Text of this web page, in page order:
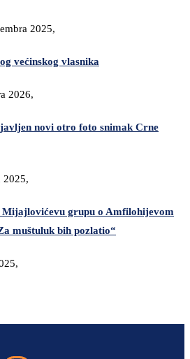
2025,
većinskog vlasnika
2026,
novi otro foto snimak Crne
2025,
Mijajlovićevu grupu o Amfilohijevom
muštuluk bih pozlatio“